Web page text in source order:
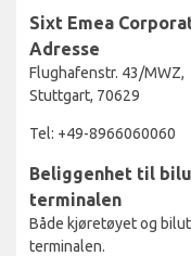
Sixt Emea
Adresse
Flughafenstr. 43/MWZ,
Stuttgart, 70629
Tel: +49-8966060060
Beliggenhet til
terminalen
Både kjøretøyet og
terminalen.